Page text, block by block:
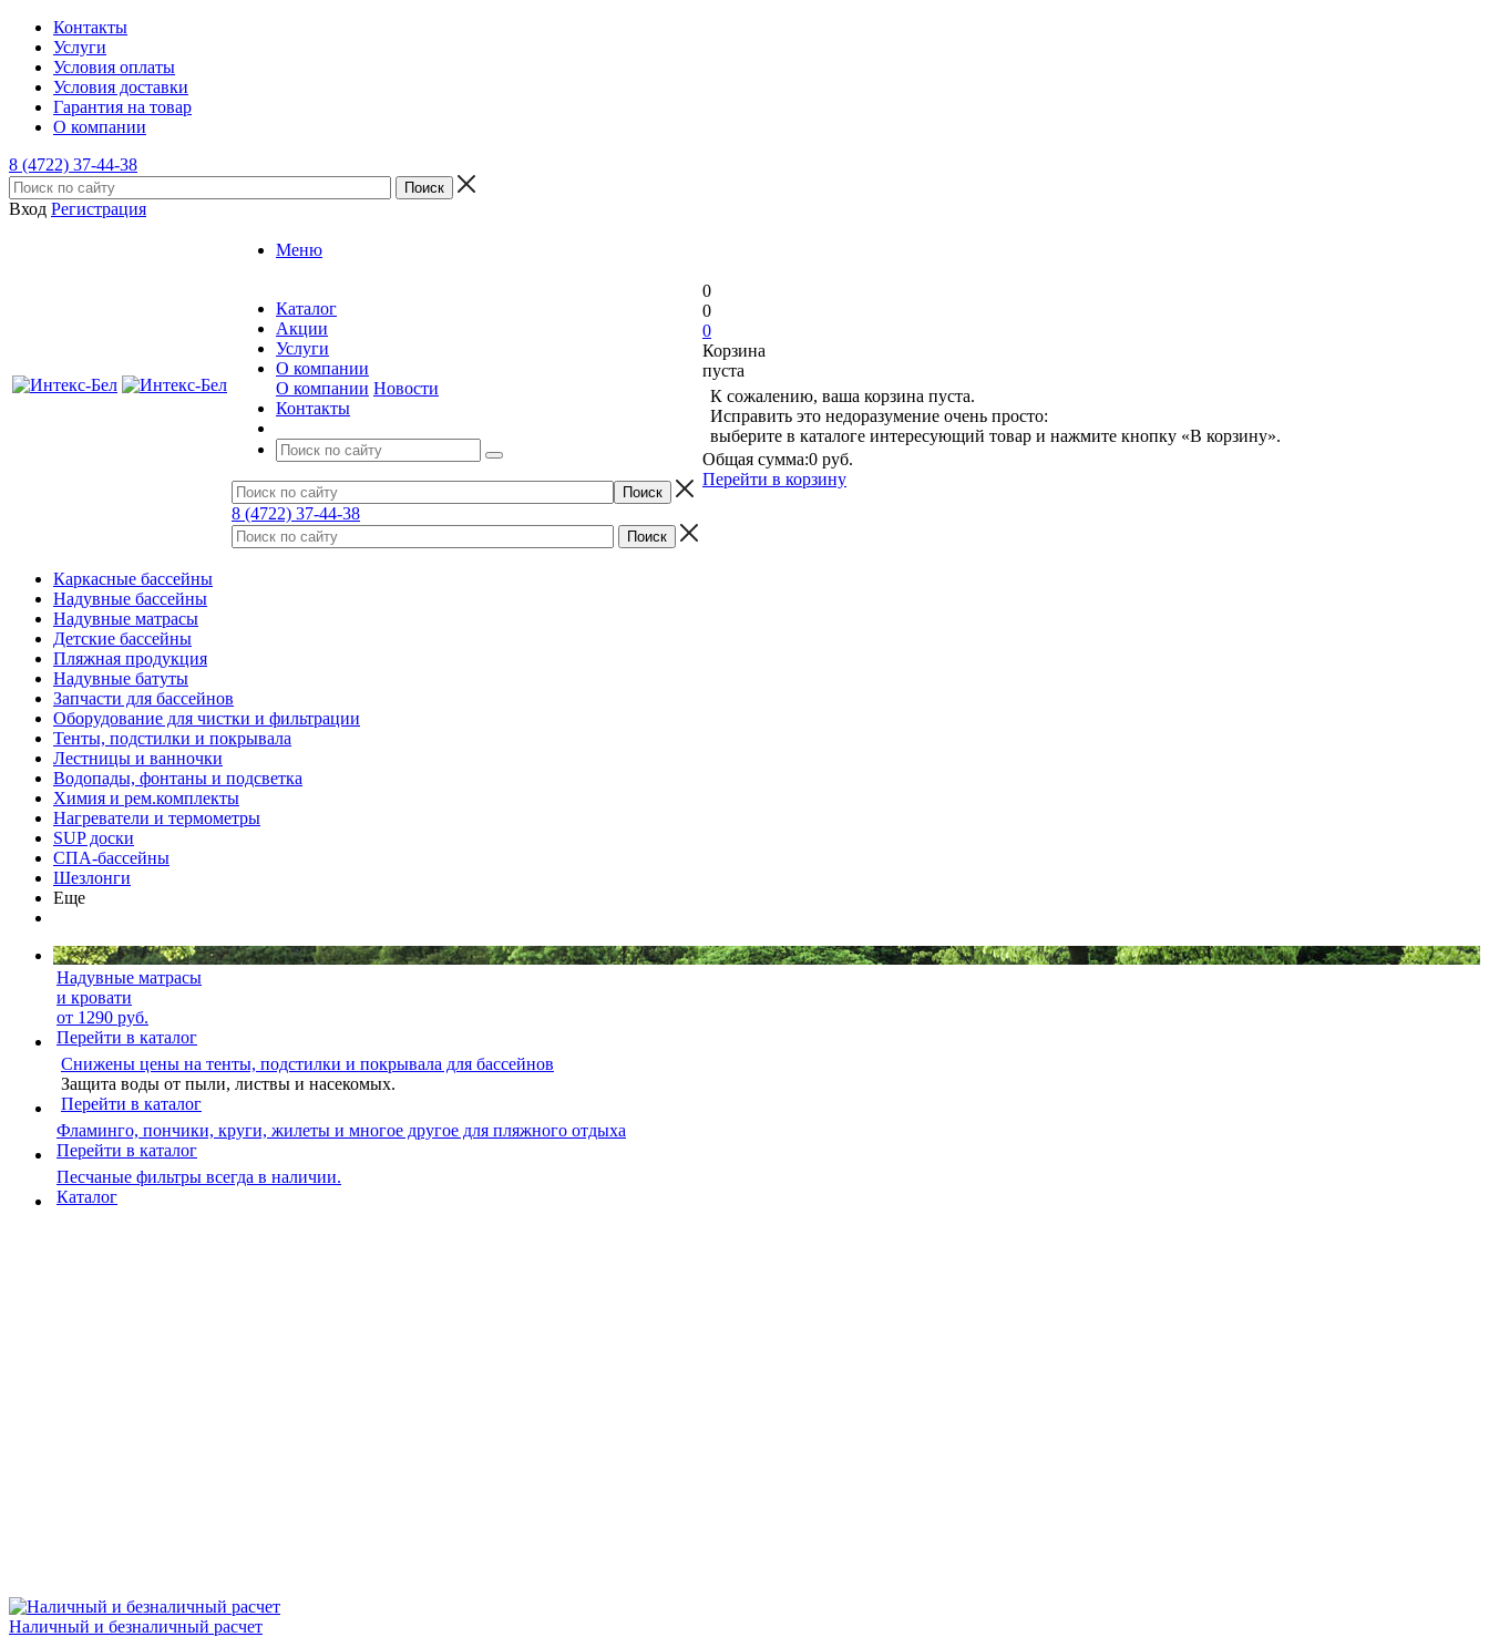
Контакты
Услуги
Условия оплаты
Условия доставки
Гарантия на товар
О компании
8 (4722) 37-44-38
Вход Регистрация
Меню
Каталог
Акции
Услуги
О компании
О компании Новости
Контакты
8 (4722) 37-44-38
0
0
0
Корзина
пуста
К сожалению, ваша корзина пуста.
Исправить это недоразумение очень просто:
выберите в каталоге интересующий товар и нажмите кнопку «В корзину».
Общая сумма:0 руб.
Перейти в корзину
Каркасные бассейны
Надувные бассейны
Надувные матрасы
Детские бассейны
Пляжная продукция
Надувные батуты
Запчасти для бассейнов
Оборудование для чистки и фильтрации
Тенты, подстилки и покрывала
Лестницы и ванночки
Водопады, фонтаны и подсветка
Химия и рем.комплекты
Нагреватели и термометры
SUP доски
СПА-бассейны
Шезлонги
Еще
Надувные матрасы
и кровати
от 1290 руб.
Перейти в каталог
Снижены цены на тенты, подстилки и покрывала для бассейнов
Защита воды от пыли, листвы и насекомых.
Перейти в каталог
Фламинго, пончики, круги, жилеты и многое другое для пляжного отдыха
Перейти в каталог
Песчаные фильтры всегда в наличии.
Каталог
Наличный и безналичный расчет